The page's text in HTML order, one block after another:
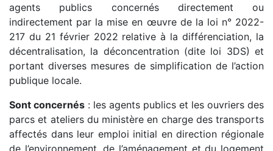
agents publics concernés directement ou
indirectement par la mise en œuvre de la loi n° 2022-
217 du 21 février 2022 relative à la différenciation, la
décentralisation, la déconcentration (dite loi 3DS) et
portant diverses mesures de simplification de l’action
publique locale.
Sont concernés : les agents publics et les ouvriers des
parcs et ateliers du ministère en charge des transports
affectés dans leur emploi initial en direction régionale
de l’environnement, de l’aménagement et du logement